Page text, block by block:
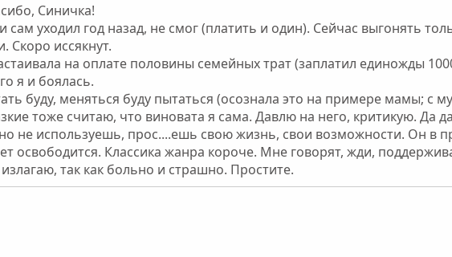
Синичка!
сам уходил год назад, не смог (платить и один). Сейчас выгонять
Скоро иссякнут.
на оплате половины семейных трат (заплатил единожды
я и боялась.
буду, меняться буду пытаться (осознала это на примере мамы; с
тоже считаю, что виновата я сама. Давлю на него, критикую.
не используешь, прос....ешь свою жизнь, свои возможности. Он в
освободится. Классика жанра короче. Мне говорят, жди,
излагаю, так как больно и страшно. Простите.
почта